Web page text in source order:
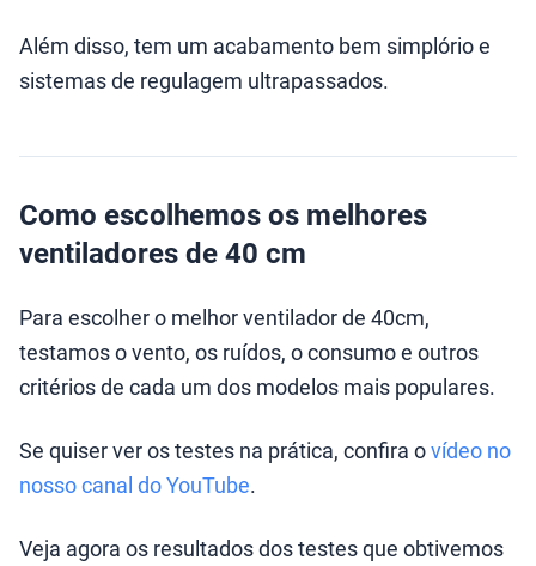
Além disso, tem um acabamento bem simplório e
sistemas de regulagem ultrapassados.
Como escolhemos os melhores
ventiladores de 40 cm
Para escolher o melhor ventilador de 40cm,
testamos o vento, os ruídos, o consumo e outros
critérios de cada um dos modelos mais populares.
Se quiser ver os testes na prática, confira ovídeo no
nosso canal do YouTube.
Veja agora os resultados dos testes que obtivemos